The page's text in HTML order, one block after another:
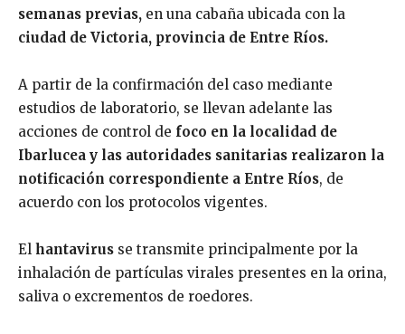
semanas previas, en una cabaña ubicada con la
ciudad de Victoria, provincia de Entre Ríos.
A partir de la confirmación del caso mediante
estudios de laboratorio, se llevan adelante las
acciones de control de foco en la localidad de
Ibarlucea y las autoridades sanitarias realizaron la
notificación correspondiente a Entre Ríos, de
acuerdo con los protocolos vigentes.
El hantavirus se transmite principalmente por la
inhalación de partículas virales presentes en la orina,
saliva o excrementos de roedores.